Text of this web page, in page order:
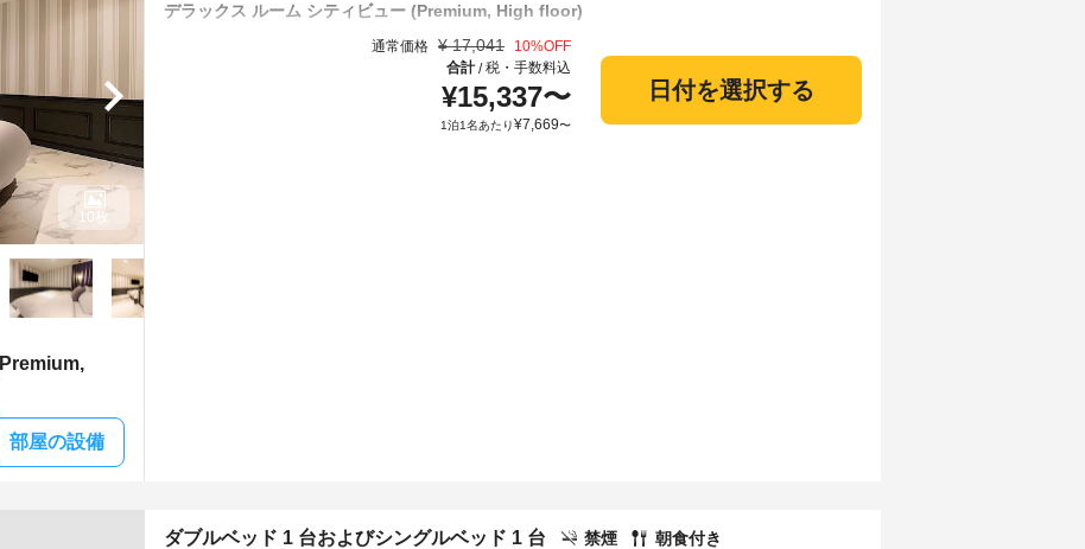
部屋の設備
10枚
デラックス ルーム シティビュー (Premium, High floor)
通常価格 ¥ 17,041 10%OFF
合計/税・手数料込
¥15,337〜
1泊1名あたり¥7,669〜
日付を選択する
禁煙 朝食付き
ダブルベッド 1 台およびシングルベッド 1 台